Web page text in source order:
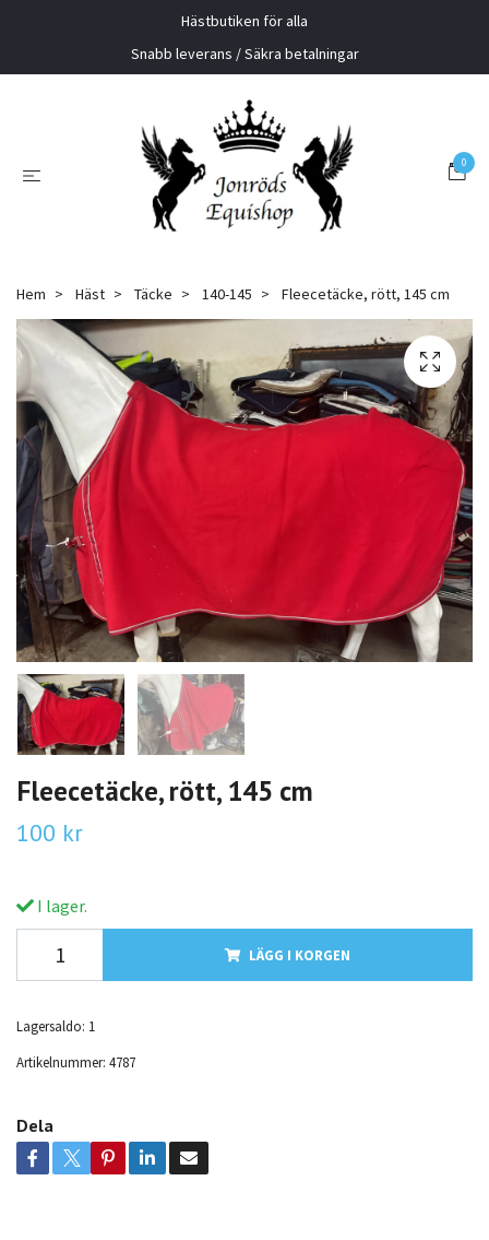
Hästbutiken för alla
Snabb leverans / Säkra betalningar
0
Hem Häst Täcke 140-145 Fleecetäcke, rött, 145 cm
Fleecetäcke, rött, 145 cm
100 kr
I lager.
LÄGG I KORGEN
Lagersaldo: 1
Artikelnummer: 4787
Dela